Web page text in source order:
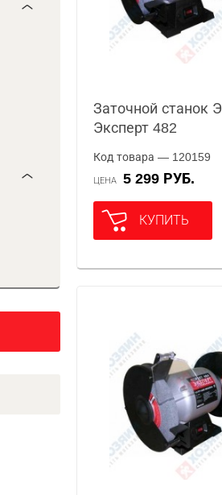
Заточной станок
Эксперт 482
Код товара — 120159
ЦЕНА 5 299 РУБ.
КУПИТЬ